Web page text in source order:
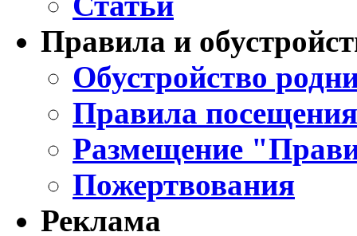
Правила и
Обустройство
Правила
Размещение
Пожертвования
Реклама